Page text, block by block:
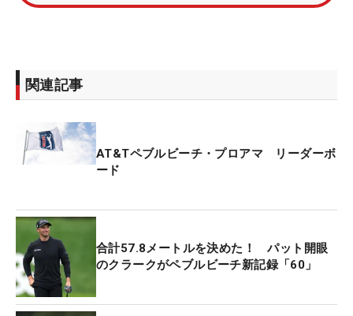
1番と10番からスタートする」と発表された。
16ｍ、時折25ｍを超える突風が吹き、コースや周辺
の道では大きな糸杉の木が何本も倒れて道が寸断さ
まで大きな波しぶきが打ち付けた。
PGAツアーのチーフレフェリーを務めるゲーリー・
アーには72ホールをプレーするためにはすべての努
力をするという規定がある。それはマンデーフィニ
ッシュも含まれる」と話した。
ただし、月曜日に最終ラウンドを行うためには、少
関連記事
AT&Tペブルビーチ・プロアマ リーダーボ
ード
合計57.8メートルを決めた！ パット開眼
のクラークがペブルビーチ新記録「60」